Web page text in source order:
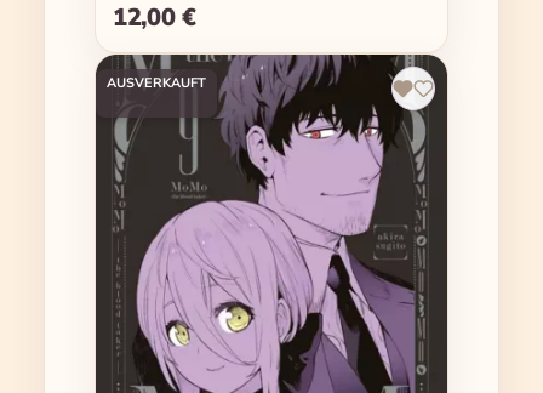
Regulärer Preis:
12,00 €
AUSVERKAUFT